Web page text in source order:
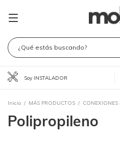
Soy INSTALADOR
Inicio / MÁS PRODUCTOS / CONEXIONES
Polipropileno